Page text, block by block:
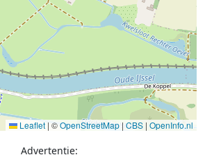
Leaflet | ©OpenStreetMap|CBS | OpenInfo.nl
Advertentie: